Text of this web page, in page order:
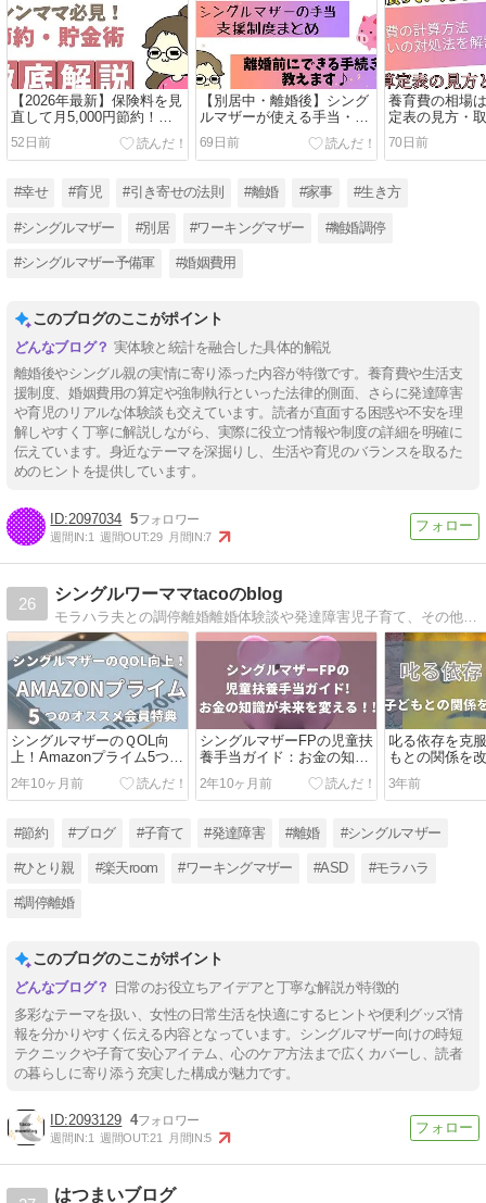
【2026年最新】保険料を見
直して月5,000円節約！シ
ングルマザー・節約主婦が
「パシャって保険診断」で
賢く家計を守る方法
52日前
【別居中・離婚後】シング
ルマザーが使える手当・支
援制度まとめ｜申請できる
タイミングも解説
69日前
養育費の相場
定表の見方・
払われないと
で解説
70日前
#幸せ #育児 #引き寄せの法則 #離婚 #家事 #生き方
#シングルマザー #別居 #ワーキングマザー #離婚調停
#シングルマザー予備軍 #婚姻費用
このブログのここがポイント
実体験と統計を融合した具体的解説
離婚後やシングル親の実情に寄り添った内容が特徴です。養育費や生活支
援制度、婚姻費用の算定や強制執行といった法律的側面、さらに発達障害
や育児のリアルな体験談も交えています。読者が直面する困惑や不安を理
解しやすく丁寧に解説しながら、実際に役立つ情報や制度の詳細を明確に
伝えています。身近なテーマを深掘りし、生活や育児のバランスを取るた
めのヒントを提供しています。
2097034 5
週間IN:1 週間OUT:29 月間IN:7
26
シングルワーママtacoのblog
モラハラ夫との調停離婚離婚体験談や発達障害児子育て、その他日々の色々を書いていきます♪
シングルマザーのＱOL向
上！Amazonプライム5つの
おすすめ会員特典
2年10ヶ月前
シングルマザーFPの児童扶
養手当ガイド：お金の知識
が未来を変える！
2年10ヶ月前
叱る依存を克
もとの関係を
3年前
#節約 #ブログ #子育て #発達障害 #離婚 #シングルマザー
#ひとり親 #楽天room #ワーキングマザー #ASD #モラハラ
#調停離婚
このブログのここがポイント
日常のお役立ちアイデアと丁寧な解説が特徴的
多彩なテーマを扱い、女性の日常生活を快適にするヒントや便利グッズ情
報を分かりやすく伝える内容となっています。シングルマザー向けの時短
テクニックや子育て安心アイテム、心のケア方法まで広くカバーし、読者
の暮らしに寄り添う充実した構成が魅力です。
2093129 4
週間IN:1 週間OUT:21 月間IN:5
はつまいブログ